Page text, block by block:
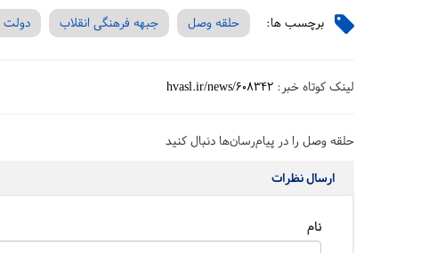
برچسب ها: حلقه وصل جبهه فرهنگی انقلاب دولت
لینک کوتاه خبر: hvasl.ir/news/608342
حلقه وصل را در پیام‌رسان‌ها دنبال کنید
ارسال نظرات
نام